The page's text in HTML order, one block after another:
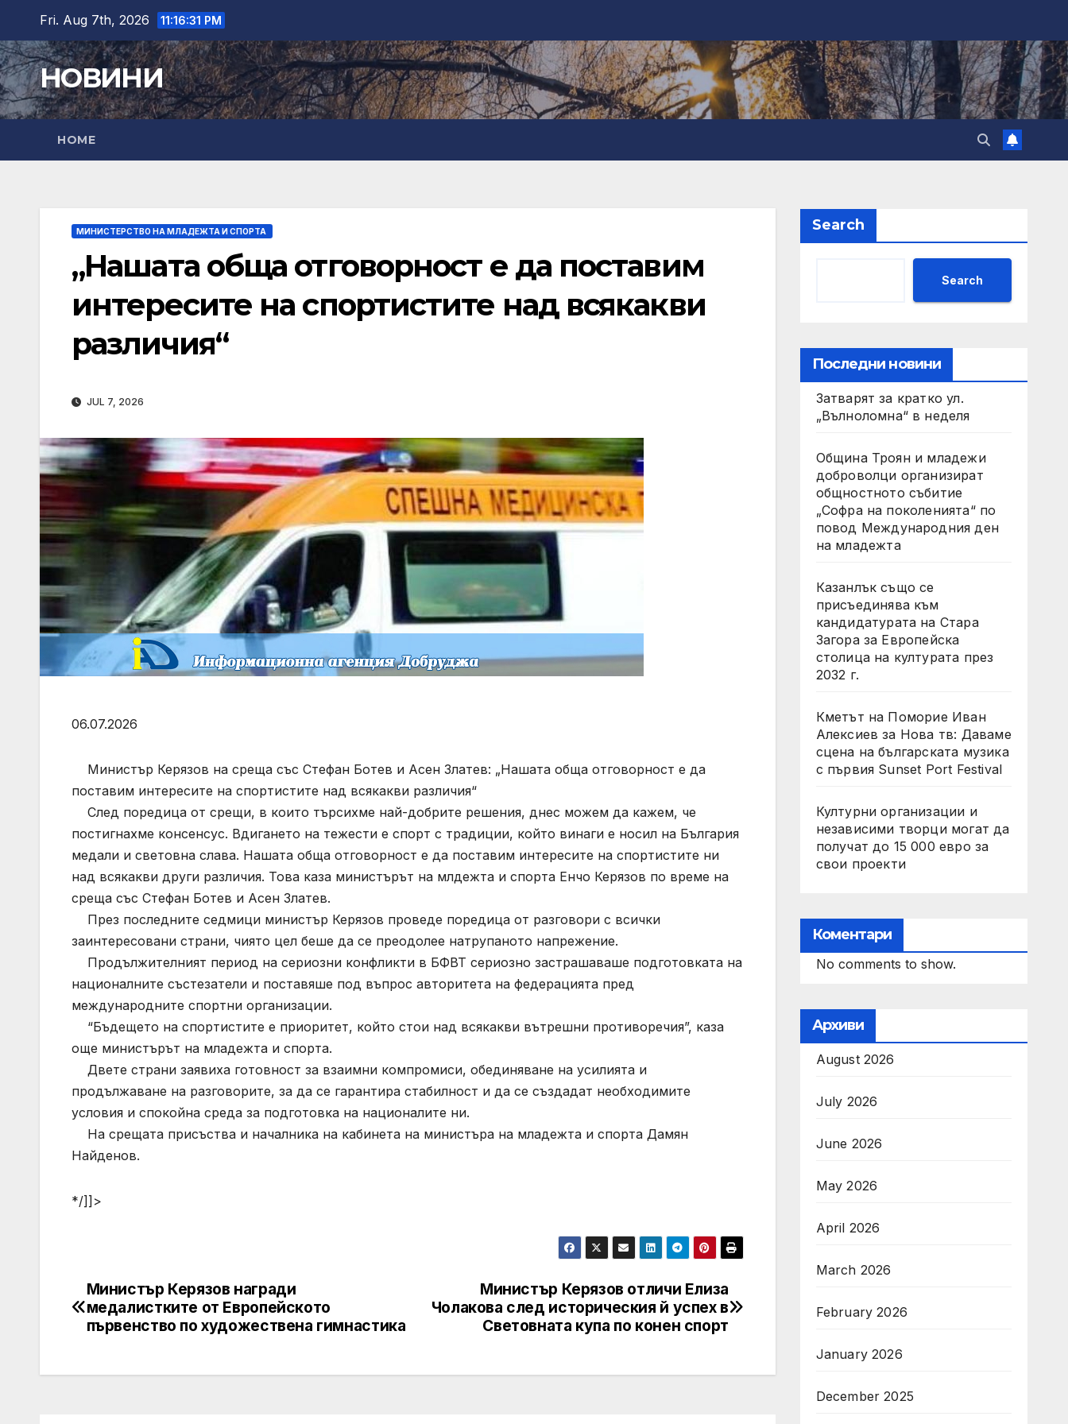
content
Fri. Aug 7th, 2026 11:16:32 PM
НОВИНИ
HOME
МИНИСТЕРСТВО НА МЛАДЕЖТА И СПОРТА
„Нашата обща отговорност е да поставим
интересите на спортистите над всякакви
различия“
JUL 7, 2026
06.07.2026
Министър Керязов на среща със Стефан Ботев и Асен Златев: „Нашата обща отговорност е да
поставим интересите на спортистите над всякакви различия“
След поредица от срещи, в които търсихме най-добрите решения, днес можем да кажем, че
постигнахме консенсус. Вдигането на тежести е спорт с традиции, който винаги е носил на България
медали и световна слава. Нашата обща отговорност е да поставим интересите на спортистите ни
над всякакви други различия. Това каза министърът на млдежта и спорта Енчо Керязов по време на
среща със Стефан Ботев и Асен Златев.
През последните седмици министър Керязов проведе поредица от разговори с всички
заинтересовани страни, чиято цел беше да се преодолее натрупаното напрежение.
Продължителният период на сериозни конфликти в БФВТ сериозно застрашаваше подготовката на
националните състезатели и поставяше под въпрос авторитета на федерацията пред
международните спортни организации.
“Бъдещето на спортистите е приоритет, който стои над всякакви вътрешни противоречия”, каза
още министърът на младежта и спорта.
Двете страни заявиха готовност за взаимни компромиси, обединяване на усилията и
продължаване на разговорите, за да се гарантира стабилност и да се създадат необходимите
условия и спокойна среда за подготовка на националите ни.
На срещата присъства и началника на кабинета на министъра на младежта и спорта Дамян
Найденов.
*/]]>
Post
navigation
Министър Керязов отличи Елиза
Чолакова след историческия й успех в
Световната купа по конен спорт
Министър Керязов награди
медалистките от Европейското
първенство по художествена гимнастика
Search
Search
Последни новини
Затварят за кратко ул.
„Вълноломна“ в неделя
Община Троян и младежи
доброволци организират
общностното събитие
„Софра на поколенията“ по
повод Международния ден
на младежта
Казанлък също се
присъединява към
кандидатурата на Стара
Загора за Европейска
столица на културата през
2032 г.
Кметът на Поморие Иван
Алексиев за Нова тв: Даваме
сцена на българската музика
с първия Sunset Port Festival
Културни организации и
независими творци могат да
получат до 15 000 евро за
свои проекти
Коментари
No comments to show.
Архиви
August 2026
July 2026
June 2026
May 2026
April 2026
March 2026
February 2026
January 2026
December 2025